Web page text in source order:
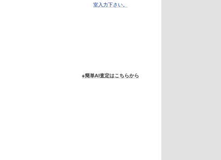
室入力下さい。
※簡単AI査定はこちらから